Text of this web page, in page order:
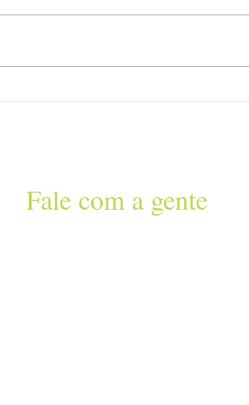
O
Fale com a gente